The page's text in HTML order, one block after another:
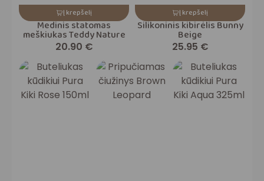
Į krepšelį
Medinis statomas
meškiukas Teddy Nature
20.90 €
Į krepšelį
Silikoninis kibirėlis Bunny
Beige
25.95 €